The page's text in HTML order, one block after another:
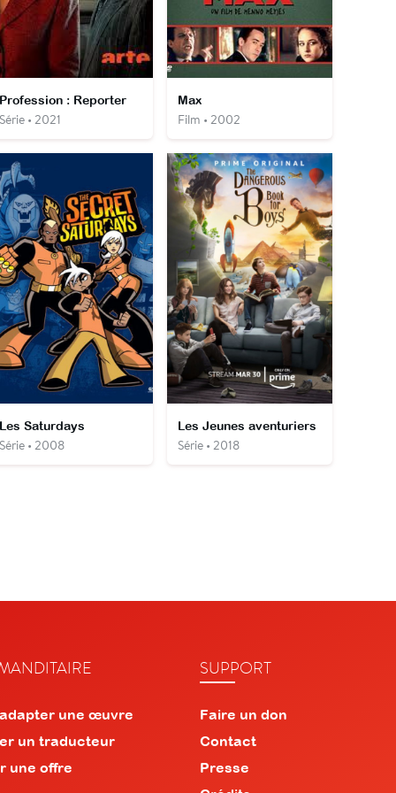
: Reporter
• 2021
Max
Film • 2002
Saturdays
• 2008
Les Jeunes aventuriers
Série • 2018
une œuvre
un traducteur
une offre
SUPPORT
Faire un don
Contact
Presse